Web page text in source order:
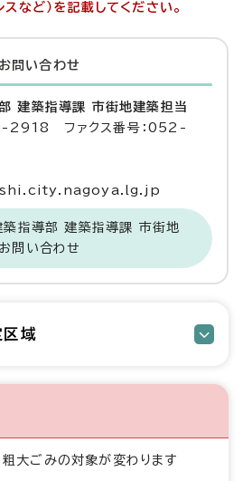
など）を記載してください。
お問い合わせ
建築指導課 市街地建築担当
2918 ファクス番号：052-
指導部 建築指導課 市街地
問い合わせ
区域
大ごみの対象が変わります